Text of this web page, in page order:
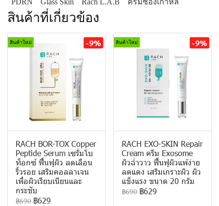
PDRN
Glass Skin Rach L.A.B ครีมซองเกาหลี
สินค้าที่เกี่ยวข้อง
สินค้าใหม่ -9%
RACH BOR-TOX Copper
Peptide Serum เซรั่มโบ
ท็อกซ์ ฟื้นฟูผิว ลดเลือน
ริ้วรอย เสริมคอลลาเจน
เพื่อผิวเรียบเนียนและ
กระชับ
฿690 ฿629
สินค้าใหม่ -9%
RACH EXO-SKIN Repair
Cream ครีม Exosome
ผิวฉ่ำวาว ฟื้นฟูผิวแพ้ง่าย
ลดแดง เสริมเกราะผิว ผิว
แข็งแรง ขนาด 20 กรัม
฿690 ฿629